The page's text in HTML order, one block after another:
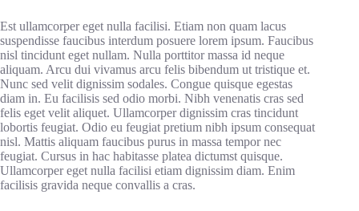
Est ullamcorper eget nulla facilisi. Etiam non quam lacus
suspendisse faucibus interdum posuere lorem ipsum. Faucibus
nisl tincidunt eget nullam. Nulla porttitor massa id neque
aliquam. Arcu dui vivamus arcu felis bibendum ut tristique et.
Nunc sed velit dignissim sodales. Congue quisque egestas
diam in. Eu facilisis sed odio morbi. Nibh venenatis cras sed
felis eget velit aliquet. Ullamcorper dignissim cras tincidunt
lobortis feugiat. Odio eu feugiat pretium nibh ipsum consequat
nisl. Mattis aliquam faucibus purus in massa tempor nec
feugiat. Cursus in hac habitasse platea dictumst quisque.
Ullamcorper eget nulla facilisi etiam dignissim diam. Enim
facilisis gravida neque convallis a cras.